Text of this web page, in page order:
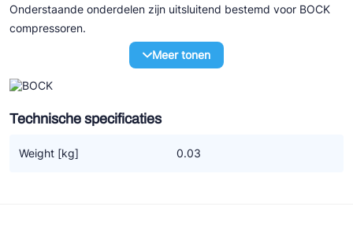
Doucette Industries
ESK Schultze
TEKLAB
Onderstaande onderdelen zijn uitsluitend bestemd voor BOCK
compressoren.
Meer tonen
Technische specificaties
Weight [kg] 0.03